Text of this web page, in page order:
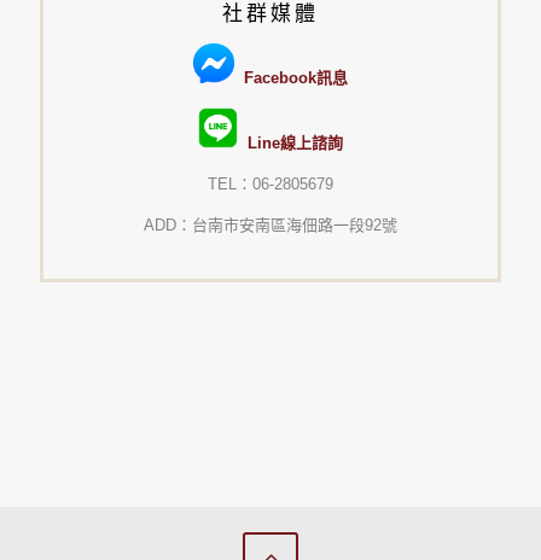
社群媒體
Facebook訊息
Line線上諮詢
TEL：06-2805679
ADD：台南市安南區海佃路一段92號